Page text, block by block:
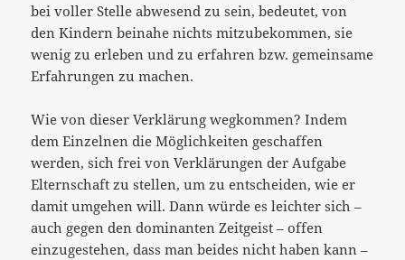
bei voller Stelle abwesend zu sein, bedeutet, von
den Kindern beinahe nichts mitzubekommen, sie
wenig zu erleben und zu erfahren bzw. gemeinsame
Erfahrungen zu machen.
Wie von dieser Verklärung wegkommen? Indem
dem Einzelnen die Möglichkeiten geschaffen
werden, sich frei von Verklärungen der Aufgabe
Elternschaft zu stellen, um zu entscheiden, wie er
damit umgehen will. Dann würde es leichter sich –
auch gegen den dominanten Zeitgeist – offen
einzugestehen, dass man beides nicht haben kann –